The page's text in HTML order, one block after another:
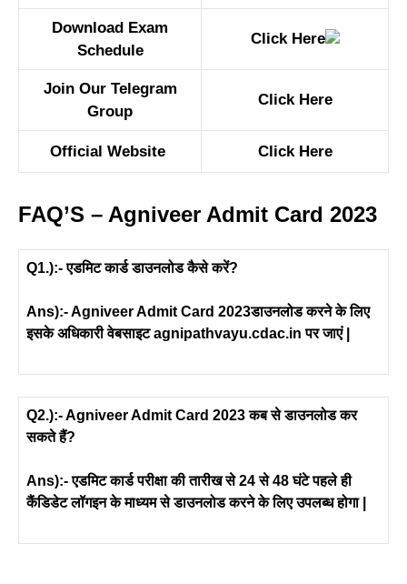
Download Exam
Schedule
Click Here
Join Our Telegram
Group
Click Here
Official Website Click Here
FAQ’S – Agniveer Admit Card 2023
Q1.):- एडमिट कार्ड डाउनलोड कैसे करें?
Ans):- Agniveer Admit Card 2023डाउनलोड करने के लिए
इसके अधिकारी वेबसाइट agnipathvayu.cdac.in पर जाएं |
Q2.):- Agniveer Admit Card 2023 कब से डाउनलोड कर
सकते हैं?
Ans):- एडमिट कार्ड परीक्षा की तारीख से 24 से 48 घंटे पहले ही
कैंडिडेट लॉगइन के माध्यम से डाउनलोड करने के लिए उपलब्ध होगा |